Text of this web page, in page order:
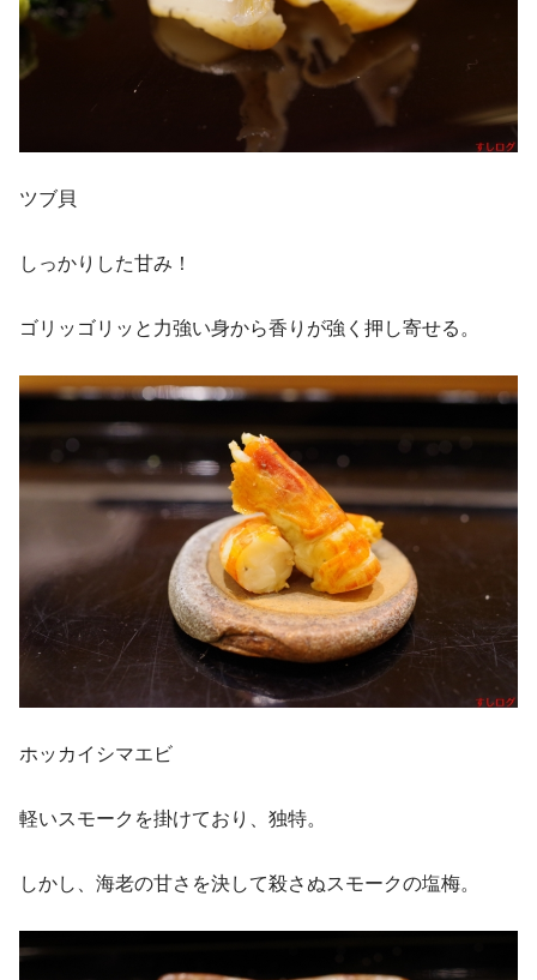
ツブ貝
しっかりした甘み！
ゴリッゴリッと力強い身から香りが強く押し寄せる。
ホッカイシマエビ
軽いスモークを掛けており、独特。
しかし、海老の甘さを決して殺さぬスモークの塩梅。